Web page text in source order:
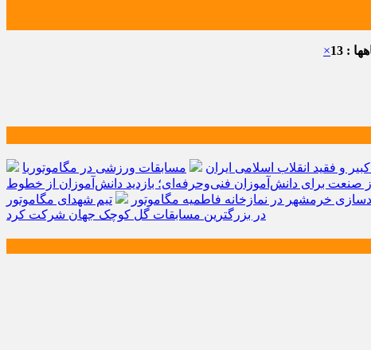
: 13
×
و فقید انقلاب اسلامی ایران
مسابقات ورزشی در مگاموتوربا
صنعت برای دانش‌آموزان فنی‌وحرفه‌ای؛ بازدید دانش‌آموزان از خطوط
خرمشهر در نمازخانه فاطمیه مگاموتور
تیم شهدای مگاموتور
در بزرگترین مسابقات گل کوچک جهان شرکت کرد